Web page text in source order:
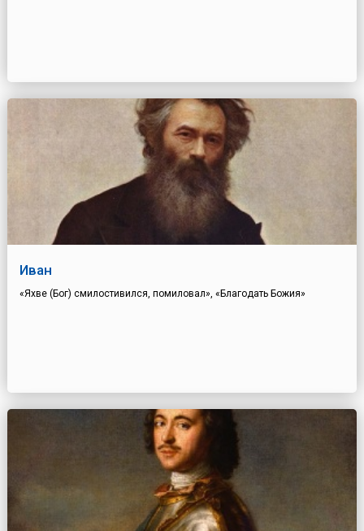
Иван
«Яхве (Бог) смилостивился, помиловал», «Благодать Божия»